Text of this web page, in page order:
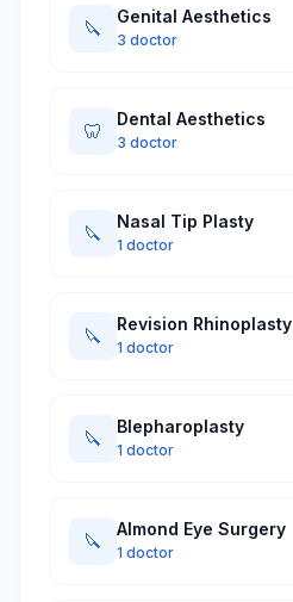
🔪
Genital Aesthetics
3 doctor
🦷
Dental Aesthetics
3 doctor
🔪
Nasal Tip Plasty
1 doctor
🔪
Revision Rhinoplasty
1 doctor
🔪
Blepharoplasty
1 doctor
🔪
Almond Eye Surgery
1 doctor